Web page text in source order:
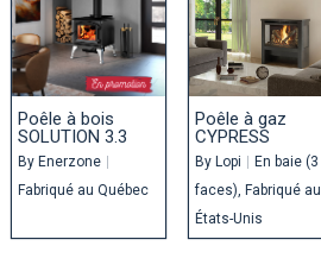
Poêle à bois
SOLUTION 3.3
By Enerzone |
Fabriqué au Québec
Poêle à gaz
CYPRESS
ByLopi | En baie (3
faces) Fabriqué au
États-Unis